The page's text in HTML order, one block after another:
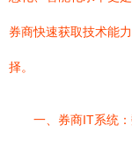
券商快速获取技术能
择。
一、券商IT系统